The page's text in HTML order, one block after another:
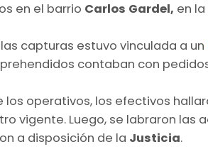
en el barrio Carlos Gardel, en
capturas estuvo vinculada a un
contaban con
los operativos, los efectivos
vigente. Luego, se labraron
a disposición de la Justicia.